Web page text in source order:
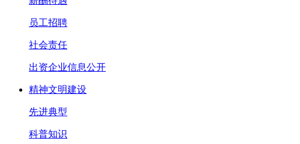
员工招聘
社会责任
出资企业信息公开
精神文明建设
先进典型
科普知识